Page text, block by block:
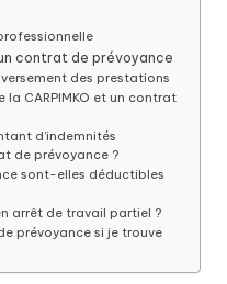
contrat de prévoyance
des prestations
CARPIMKO et un contrat
d’indemnités
de prévoyance ?
sont-elles déductibles
arrêt de travail partiel ?
prévoyance si je trouve